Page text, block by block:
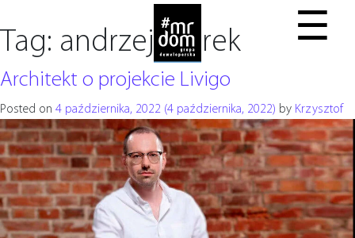
☰
Tag: andrzej marek
Architekt o projekcie Livigo
Posted on 4 października, 2022 (4 października, 2022) by Krzysztof